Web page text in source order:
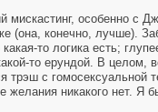
особенно с
(она, конечно, лучше).
то логика есть;
то ерундой. В целом,
трэш с гомосексуальной
желания никакого нет. Я